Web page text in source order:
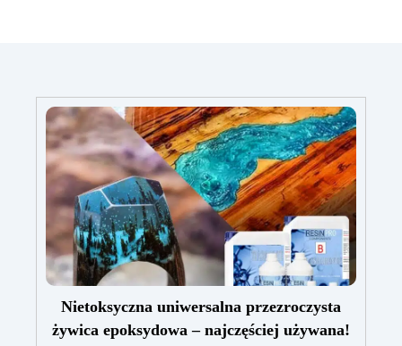
Nietoksyczna uniwersalna przezroczysta
żywica epoksydowa – najczęściej używana!